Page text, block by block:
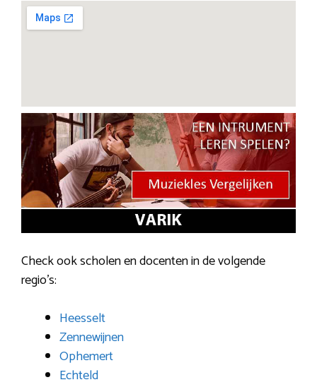
Check ook scholen en docenten in de volgende
regio’s:
Heesselt
Zennewijnen
Ophemert
Echteld